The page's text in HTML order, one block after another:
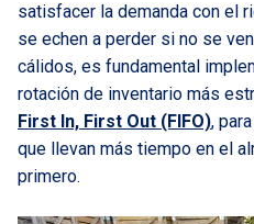
satisfacer la demanda con el
se echen a perder si no se
cálidos, es fundamental
rotación de inventario más
First In, First Out (FIFO),
que llevan más tiempo en el
primero.